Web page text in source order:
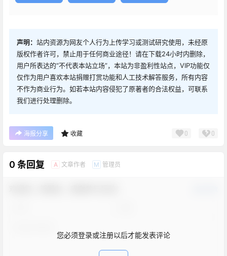
声明： 站内资源为网友个人行为上传学习或测试研究使用，未经原
版权作者许可，禁止用于任何商业途径！请在下载24小时内删除，
用户所表达的“不代表本站立场”，本站为非盈利性站点，VIP功能仅
仅作为用户喜欢本站捐赠打赏功能和人工技术解答服务，所有内容
不作为商业行为。如若本站内容侵犯了原著者的合法权益，可联系
我们进行处理删除。
海报分享 收藏 0 0
0 条回复 A 文章作者 M 管理员
您必须登录或注册以后才能发表评论